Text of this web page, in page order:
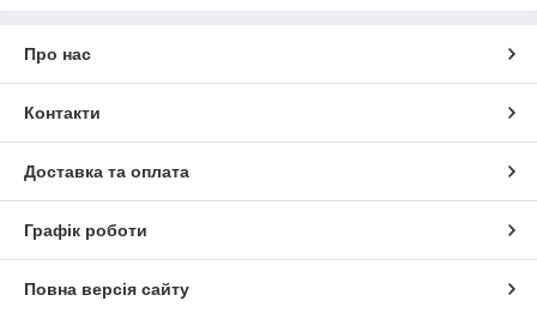
Про нас
Контакти
Доставка та оплата
Графік роботи
Повна версія сайту